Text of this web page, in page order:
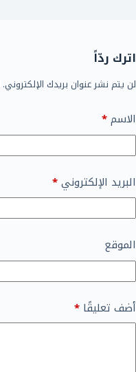
اترك ردّاً
لن يتم نشر عنوان بريدك الإلكتروني.
الاسم*
البريد الإلكتروني*
الموقع
أضف تعليقًا *